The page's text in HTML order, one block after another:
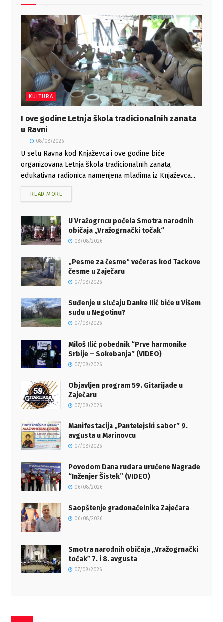
KULTURA
I ove godine Letnja škola tradicionalnih zanata
u Ravni
08/08/2026
U selu Ravna kod Knjaževca i ove godine biće
organizovana Letnja škola tradicionalnih zanata,
edukativna radionica namenjena mladima iz Knjaževca...
READ MORE
U Vražogrncu počela Smotra narodnih
običaja „Vražogrnački točak“
08/08/2026
„Pesme za česme“ večeras kod Tackove
česme u Zaječaru
07/08/2026
Suđenje u slučaju Danke Ilić biće u Višem
sudu u Negotinu?
07/08/2026
Miloš Ilić pobednik “Prve harmonike
Srbije – Sokobanja” (VIDEO)
07/08/2026
Objavljen program 59. Gitarijade u
Zaječaru
07/08/2026
Manifestacija „Pantelejski sabor” 9.
avgusta u Marinovcu
07/08/2026
Povodom Dana rudara uručene Nagrade
“Inženjer Šistek” (VIDEO)
06/08/2026
Saopštenje gradonačelnika Zaječara
06/08/2026
Smotra narodnih običaja „Vražogrnački
točakˮ 7. i 8. avgusta
07/08/2026